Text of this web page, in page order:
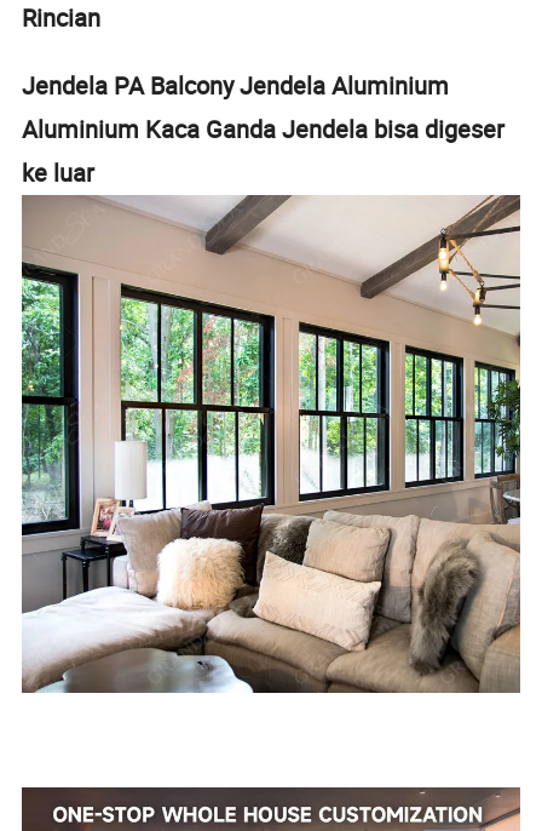
Rincian
Jendela PA Balcony Jendela Aluminium
Aluminium Kaca Ganda Jendela bisa digeser
ke luar